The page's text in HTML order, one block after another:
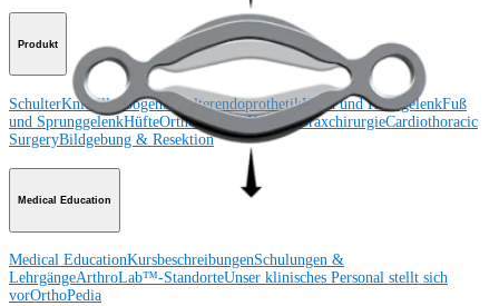
Produkt
SchulterKnieEllenbogenSchulterendoprothetikHand und HandgelenkFuß
und SprunggelenkHüfteOrthobiologieHerz-ThoraxchirurgieCardiothoracic
SurgeryBildgebung & Resektion
Medical Education
Medical EducationKursbeschreibungenSchulungen &
LehrgängeArthroLab™-StandorteUnser klinisches Personal stellt sich
vorOrthoPedia